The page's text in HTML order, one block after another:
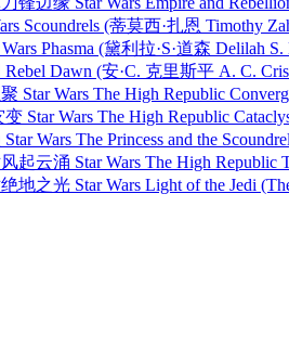
Scoundrels (蒂莫西·扎恩 Timothy
Phasma (黛利拉·S·道森 Delilah S.
Dawn (安·C. 克里斯平 A. C.
Star Wars The High Republic
Star Wars The High Republic
Wars The Princess and the
起云涌 Star Wars The High Republic
地之光 Star Wars Light of the Jedi